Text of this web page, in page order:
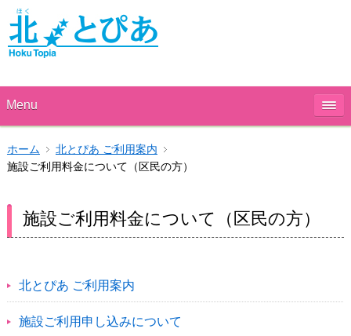
Menu
ホーム
北とぴあ ご利用案内
施設ご利用料金について（区民の方）
施設ご利用料金について（区民の方）
北とぴあ ご利用案内
施設ご利用申し込みについて